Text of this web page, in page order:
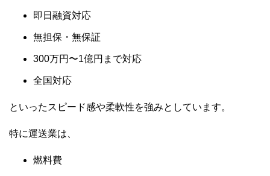
即日融資対応
無担保・無保証
300万円〜1億円まで対応
全国対応
といったスピード感や柔軟性を強みとしています。
特に運送業は、
燃料費